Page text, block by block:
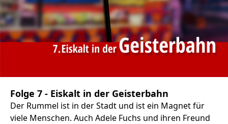
Folge 7 - Eiskalt in der Geisterbahn
Der Rummel ist in der Stadt und ist ein Magnet für
viele Menschen. Auch Adele Fuchs und ihren Freund